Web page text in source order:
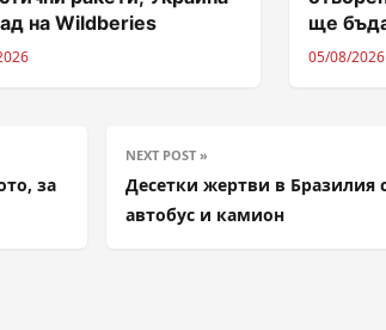
на Wildberies
ще
05/08/2026
за
NEXT POST »
Десетки жертви в Бразилия
автобус и камион